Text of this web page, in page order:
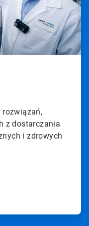
rozwiązań,
z dostarczania
i zdrowych